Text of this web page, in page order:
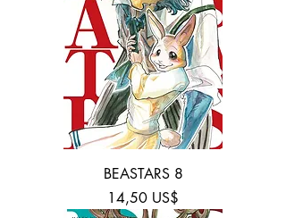
BEASTARS 8
Precio
14,50 US$